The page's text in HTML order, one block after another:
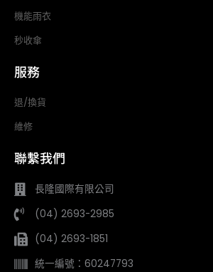
機能雨衣
秒收傘
服務
退/換貨
維修
聯繫我們
長隆國際有限公司
(04) 2693-2985
(04) 2693-1851
統一編號：60247793